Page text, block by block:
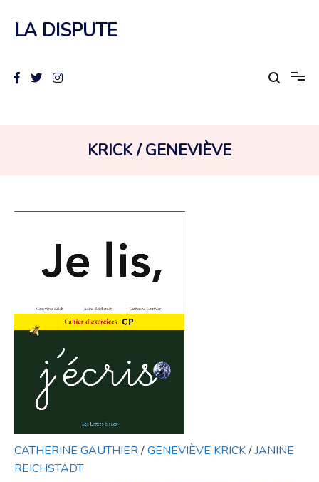
contenu
LA DISPUTE
AUTEUR :
KRICK / GENEVIÈVE
CATHERINE GAUTHIER/GENEVIÈVE KRICK/JANINE
REICHSTADT